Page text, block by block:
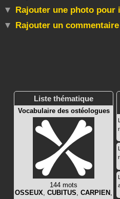
Rajouter une photo pour
Rajouter un commentaire
Liste thématique
Vocabulaire des ostéologues
144 mots
OSSEUX CUBITUS CARPIEN